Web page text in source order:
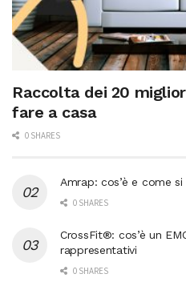
Raccolta dei 20
fare a casa
0 SHARES
Amrap: cos’è e come
0 SHARES
CrossFit®: cos’è un
rappresentativi
0 SHARES